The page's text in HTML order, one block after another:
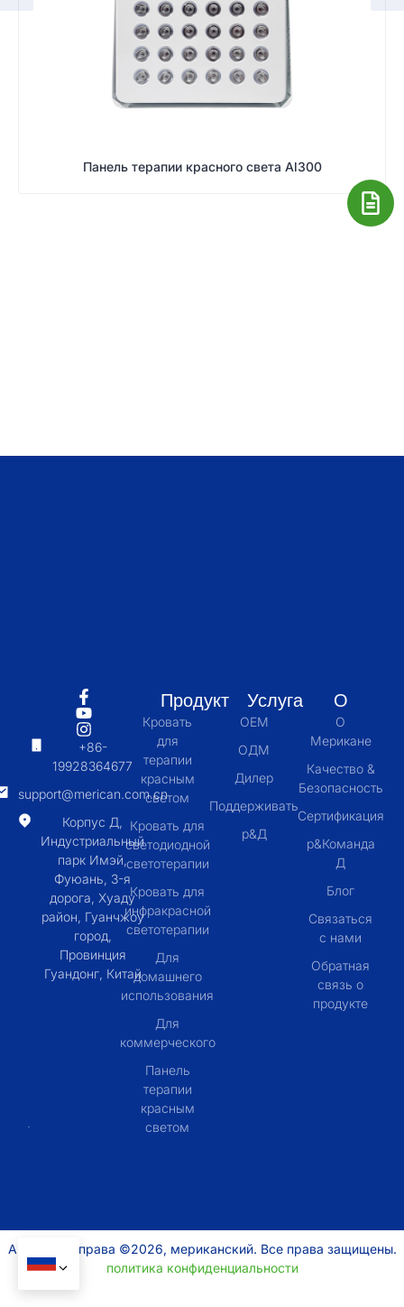
Панель терапии красного света Al300
+86-
19928364677
support@merican.com.cn
Корпус Д,
Индустриальный
парк Имэй,
Фуюань, 3-я
дорога, Хуаду
район, Гуанчжоу
город,
Провинция
Гуандонг, Китай
Продукт
Кровать
для
терапии
красным
светом
Кровать для
светодиодной
светотерапии
Кровать для
инфракрасной
светотерапии
Для
домашнего
использования
Для
коммерческого
Панель
терапии
красным
светом
Услуга
OEM
ОДМ
Дилер
Поддерживать
р&Д
О
О
Мерикане
Качество &
Безопасность
Сертификация
р&Команда
Д
Блог
Связаться
с нами
Обратная
связь о
продукте
Авторские права ©2026, мериканский. Все права защищены.
политика конфиденциальности